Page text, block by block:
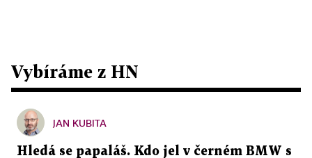
Vybíráme z HN
JAN KUBITA
Hledá se papaláš. Kdo jel v černém BMW s